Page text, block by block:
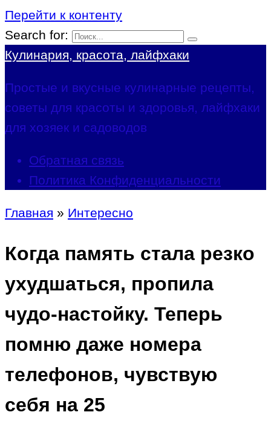
Перейти к контенту
Search for:
Кулинария, красота, лайфхаки
Простые и вкусные кулинарные рецепты,
советы для красоты и здоровья, лайфхаки
для хозяек и садоводов
Обратная связь
Политика Конфиденциальности
Главная » Интересно
Когда память стала резко
ухудшаться, пропила
чудо-настойку. Теперь
помню даже номера
телефонов, чувствую
себя на 25